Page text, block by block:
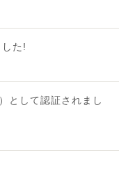
た!
として認証されまし